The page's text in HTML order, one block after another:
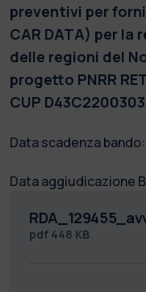
preventivi per
CAR DATA) per
delle regioni del
progetto PNRR
CUP
Data scadenza bando:
Data aggiudicazione
pdf 448 KB